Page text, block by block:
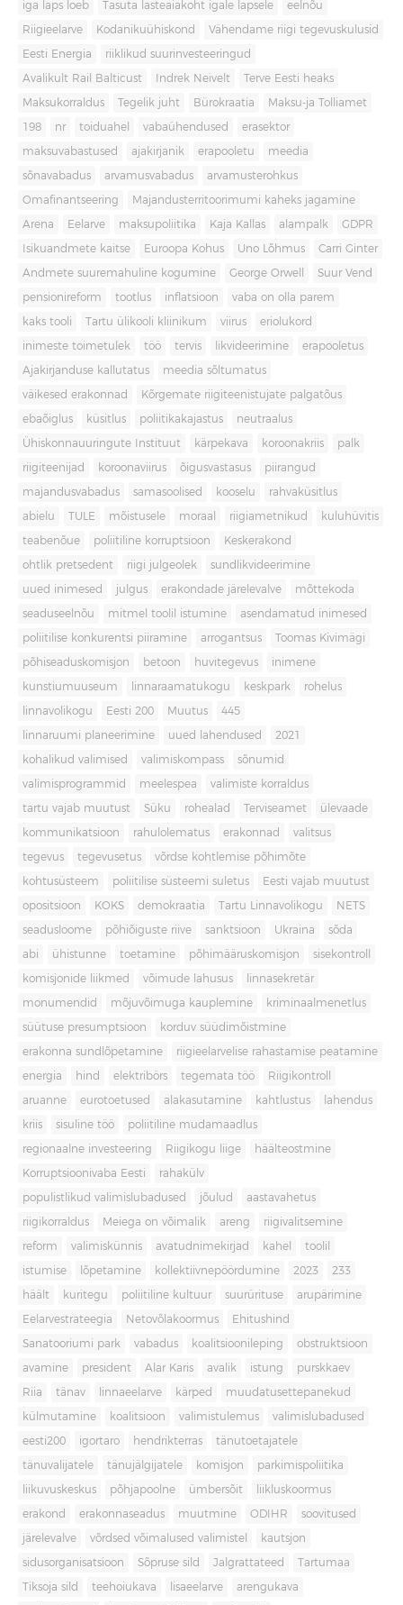
iga laps loeb Tasuta lasteaiakoht igale lapsele eelnõu
Riigieelarve Kodanikuühiskond Vähendame riigi tegevuskulusid
Eesti Energia riiklikud suurinvesteeringud
Avalikult Rail Balticust Indrek Neivelt Terve Eesti heaks
Maksukorraldus Tegelik juht Bürokraatia Maksu-ja Tolliamet
198 nr toiduahel vabaühendused erasektor
maksuvabastused ajakirjanik erapooletu meedia
sõnavabadus arvamusvabadus arvamusterohkus
Omafinantseering Majandusterritoorimumi kaheks jagamine
Arena Eelarve maksupoliitika Kaja Kallas alampalk GDPR
Isikuandmete kaitse Euroopa Kohus Uno Lõhmus Carri Ginter
Andmete suuremahuline kogumine George Orwell Suur Vend
pensionireform tootlus inflatsioon vaba on olla parem
kaks tooli Tartu ülikooli kliinikum viirus eriolukord
inimeste toimetulek töö tervis likvideerimine erapooletus
Ajakirjanduse kallutatus meedia sõltumatus
väikesed erakonnad Kõrgemate riigiteenistujate palgatõus
ebaõiglus küsitlus poliitikakajastus neutraalus
Ühiskonnauuringute Instituut kärpekava koroonakriis palk
riigiteenijad koroonaviirus õigusvastasus piirangud
majandusvabadus samasoolised kooselu rahvaküsitlus
abielu TULE mõistusele moraal riigiametnikud kuluhüvitis
teabenõue poliitiline korruptsioon Keskerakond
ohtlik pretsedent riigi julgeolek sundlikvideerimine
uued inimesed julgus erakondade järelevalve mõttekoda
seaduseelnõu mitmel toolil istumine asendamatud inimesed
poliitilise konkurentsi piiramine arrogantsus Toomas Kivimägi
põhiseaduskomisjon betoon huvitegevus inimene
kunstiumuuseum linnaraamatukogu keskpark rohelus
linnavolikogu Eesti 200 Muutus 445
linnaruumi planeerimine uued lahendused 2021
kohalikud valimised valimiskompass sõnumid
valimisprogrammid meelespea valimiste korraldus
tartu vajab muutust Süku rohealad Terviseamet ülevaade
kommunikatsioon rahulolematus erakonnad valitsus
tegevus tegevusetus võrdse kohtlemise põhimõte
kohtusüsteem poliitilise süsteemi suletus Eesti vajab muutust
opositsioon KOKS demokraatia Tartu Linnavolikogu NETS
seadusloome põhiõiguste riive sanktsioon Ukraina sõda
abi ühistunne toetamine põhimääruskomisjon sisekontroll
komisjonide liikmed võimude lahusus linnasekretär
monumendid mõjuvõimuga kauplemine kriminaalmenetlus
süütuse presumptsioon korduv süüdimõistmine
erakonna sundlõpetamine riigieelarvelise rahastamise peatamine
energia hind elektribörs tegemata töö Riigikontroll
aruanne eurotoetused alakasutamine kahtlustus lahendus
kriis sisuline töö poliitiline mudamaadlus
regionaalne investeering Riigikogu liige häälteostmine
Korruptsioonivaba Eesti rahakülv
populistlikud valimislubadused jõulud aastavahetus
riigikorraldus Meiega on võimalik areng riigivalitsemine
reform valimiskünnis avatudnimekirjad kahel toolil
istumise lõpetamine kollektiivnepöördumine 2023 233
häält kuritegu poliitiline kultuur suurürituse arupärimine
Eelarvestrateegia Netovõlakoormus Ehitushind
Sanatooriumi park vabadus koalitsioonileping obstruktsioon
avamine president Alar Karis avalik istung purskkaev
Riia tänav linnaeelarve kärped muudatusettepanekud
külmutamine koalitsioon valimistulemus valimislubadused
eesti200 igortaro hendrikterras tänutoetajatele
tänuvalijatele tänujälgijatele komisjon parkimispoliitika
liikuvuskeskus põhjapoolne ümbersõit liikluskoormus
erakond erakonnaseadus muutmine ODIHR soovitused
järelevalve võrdsed võimalused valimistel kautsjon
sidusorganisatsioon Sõpruse sild Jalgrattateed Tartumaa
Tiksoja sild teehoiukava lisaeelarve arengukava